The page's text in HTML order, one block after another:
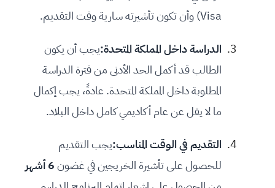
Visa) وأن تكون تأشيرته سارية وقت التقديم.
الدراسة داخل المملكة المتحدة:يجب أن يكون
الطالب قد أكمل الحد الأدنى من فترة الدراسة
المطلوبة داخل المملكة المتحدة. عادةً، يجب إكمال
ما لا يقل عن عام أكاديمي كامل داخل البلاد.
التقديم في الوقت المناسب:يجب التقديم
للحصول على تأشيرة الخريجين في غضون6 أشهر